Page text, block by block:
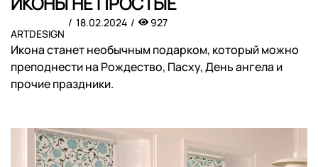
ARTDESIGN
18.02.2024 927
Икона станет необычным подарком, который можно
преподнести на Рождество, Пасху, День ангела и
прочие праздники.